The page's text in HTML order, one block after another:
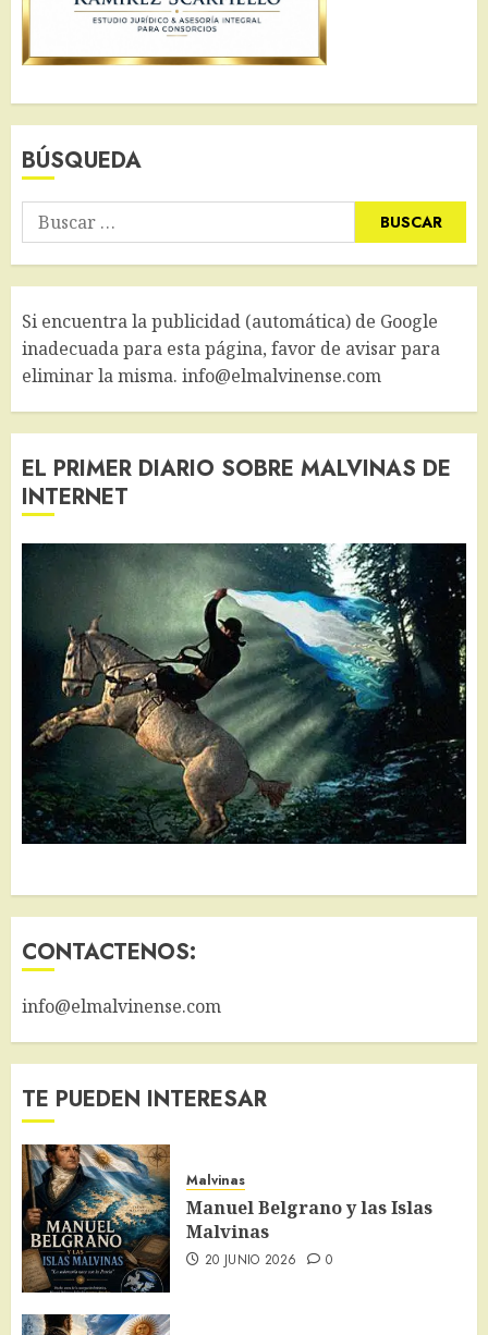
BÚSQUEDA
Buscar:
Si encuentra la publicidad (automática) de Google
inadecuada para esta página, favor de avisar para
eliminar la misma. info@elmalvinense.com
EL PRIMER DIARIO SOBRE MALVINAS DE
INTERNET
CONTACTENOS:
info@elmalvinense.com
TE PUEDEN INTERESAR
Malvinas
Manuel Belgrano y las Islas
Malvinas
20 JUNIO 2026 0